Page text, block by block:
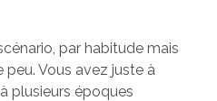
par habitude mais
peu. Vous avez juste à
plusieurs époques